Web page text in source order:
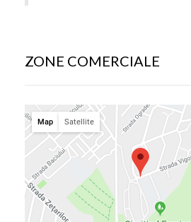
ZONE COMERCIALE